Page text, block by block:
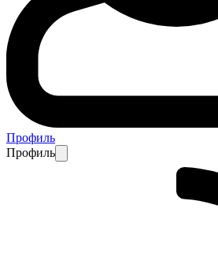
Профиль
Профиль